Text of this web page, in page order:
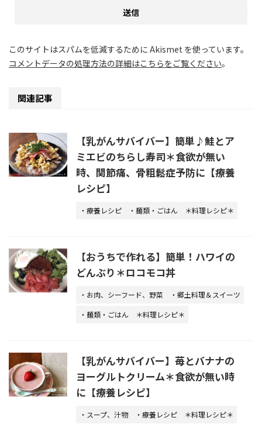
このサイトはスパムを低減するために Akismet を使っています。
コメントデータの処理方法の詳細はこちらをご覧ください。
関連記事
【乳がんサバイバー】簡単♪鮭とア
ミエビのちらし寿司＊食欲が無い
時、関節痛、骨粗鬆症予防に【療養
レシピ】
・療養レシピ ・麺類・ごはん ＊料理レシピ＊
【おうちで作れる】簡単！ハワイの
どんぶり＊ロコモコ丼
・お肉、シーフード、野菜
・郷土料理＆スイーツ
・麺類・ごはん
＊料理レシピ＊
【乳がんサバイバー】苺とバナナの
ヨーグルトクリーム＊食欲が無い時
に【療養レシピ】
・スープ、汁物 ・療養レシピ ＊料理レシピ＊